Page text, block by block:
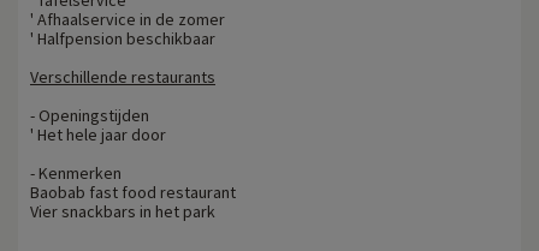
' Afhaalservice in de zomer
' Halfpension beschikbaar
Verschillende restaurants
- Openingstijden
' Het hele jaar door
- Kenmerken
Baobab fast food restaurant
Vier snackbars in het park